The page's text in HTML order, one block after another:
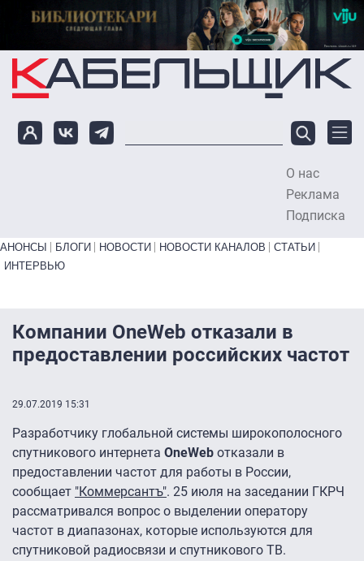
Перейти к основному содержанию
О нас
Реклама
Подписка
Primary links bottom
АНОНСЫ БЛОГИ НОВОСТИ НОВОСТИ КАНАЛОВ
СТАТЬИ
ИНТЕРВЬЮ
Компании OneWeb отказали в
предоставлении российских частот
29.07.2019 15:31
Разработчику глобальной системы широкополосного
спутникового интернета OneWeb отказали в
предоставлении частот для работы в России,
сообщает "Коммерсантъ". 25 июля на заседании ГКРЧ
рассматривался вопрос о выделении оператору
частот в диапазонах, которые используются для
спутниковой радиосвязи и спутникового ТВ.